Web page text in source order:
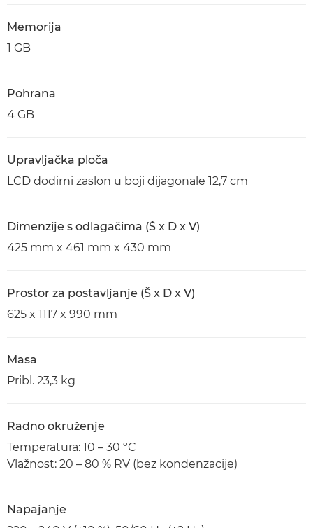
Memorija
1 GB
Pohrana
4 GB
Upravljačka ploča
LCD dodirni zaslon u boji dijagonale 12,7 cm
Dimenzije s odlagačima (Š x D x V)
425 mm x 461 mm x 430 mm
Prostor za postavljanje (Š x D x V)
625 x 1117 x 990 mm
Masa
Pribl. 23,3 kg
Radno okruženje
Temperatura: 10 – 30 ºC
Vlažnost: 20 – 80 % RV (bez kondenzacije)
Napajanje